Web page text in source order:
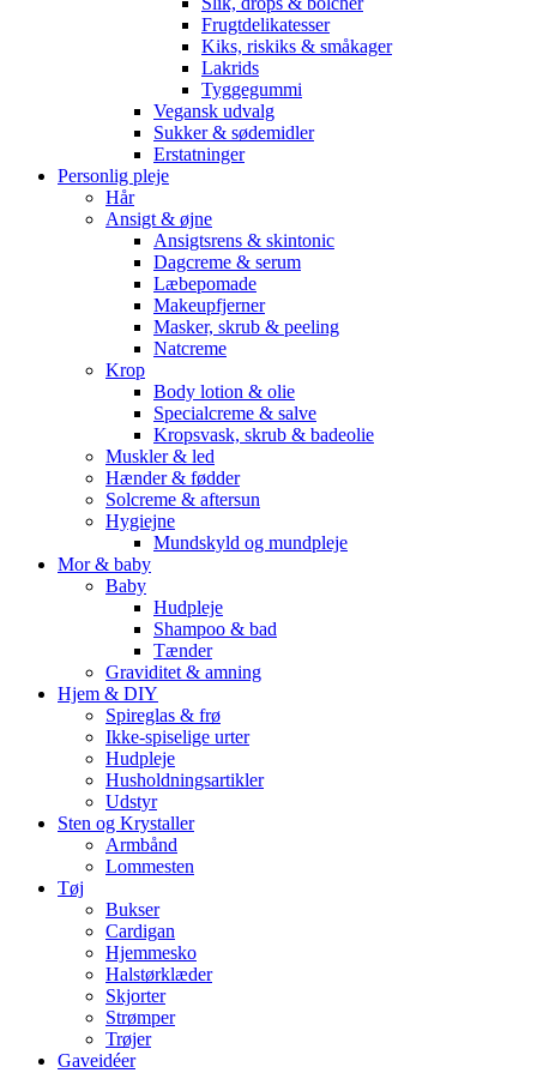
Frugtdelikatesser
Kiks, riskiks & småkager
Lakrids
Tyggegummi
Vegansk udvalg
Sukker & sødemidler
Erstatninger
Personlig pleje
Hår
Ansigt & øjne
Ansigtsrens & skintonic
Dagcreme & serum
Læbepomade
Makeupfjerner
Masker, skrub & peeling
Natcreme
Krop
Body lotion & olie
Specialcreme & salve
Kropsvask, skrub & badeolie
Muskler & led
Hænder & fødder
Solcreme & aftersun
Hygiejne
Mundskyld og mundpleje
Mor & baby
Baby
Hudpleje
Shampoo & bad
Tænder
Graviditet & amning
Hjem & DIY
Spireglas & frø
Ikke-spiselige urter
Hudpleje
Husholdningsartikler
Udstyr
Sten og Krystaller
Armbånd
Lommesten
Tøj
Bukser
Cardigan
Hjemmesko
Halstørklæder
Skjorter
Strømper
Trøjer
Gaveidéer